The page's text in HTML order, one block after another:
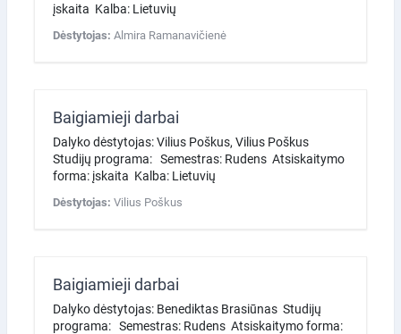
įskaita Kalba: Lietuvių
Dėstytojas: Almira Ramanavičienė
Baigiamieji darbai
Dalyko dėstytojas: Vilius Poškus, Vilius Poškus
Studijų programa: Semestras: Rudens Atsiskaitymo
forma: įskaita Kalba: Lietuvių
Dėstytojas: Vilius Poškus
Baigiamieji darbai
Dalyko dėstytojas: Benediktas Brasiūnas Studijų
programa: Semestras: Rudens Atsiskaitymo forma: